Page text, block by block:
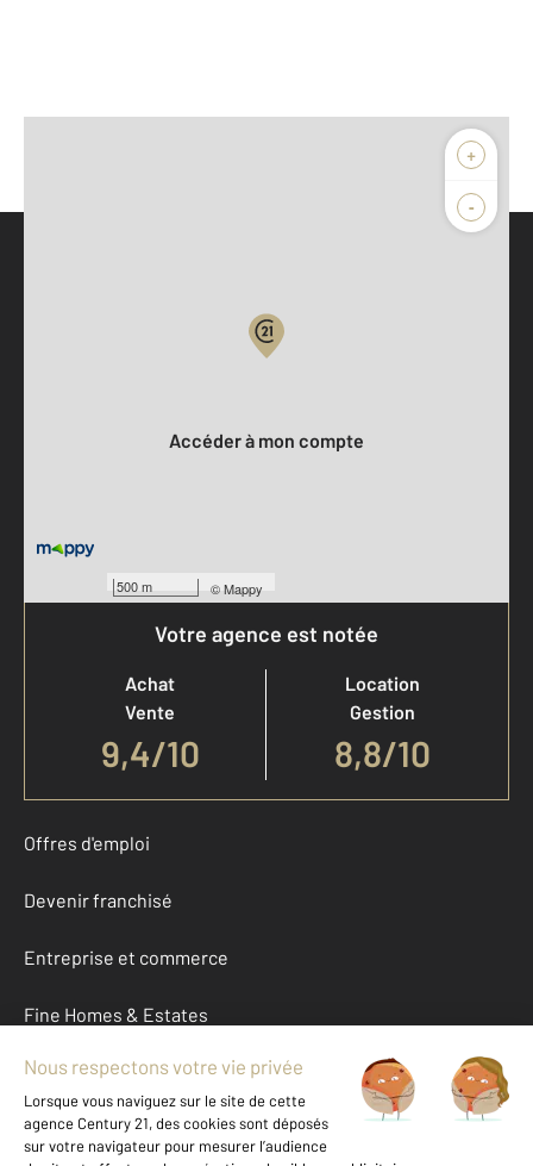
+
-
500 m ©Mappy
Accéder à mon compte
Votre agence est notée
Achat
Vente
9,4/10
Location
Gestion
8,8/10
Offres d'emploi
Devenir franchisé
Entreprise et commerce
Fine Homes & Estates
À propos
International